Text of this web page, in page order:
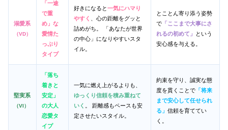
溺愛系
（VD）
「一途
で重
め」な
愛情た
っぷり
タイプ
好きになると一気にハマり
やすく 、心の距離をグッと
詰めがち。 「あなたが世界
の中心」になりやすいスタ
イル。
とことん寄り添う姿勢
で 「ここまで大事にさ
れるの初めて」
という
安心感を与える。
堅実系
（VI）
「落ち
着きと
安定」
の大人
恋愛タ
イプ
一気に燃え上がるよりも、
ゆっくり信頼を積み重ねて
いく 。 距離感もペースも安
定させたいスタイル。
約束を守り、誠実な態
度を貫くことで 「将来
まで安心して任せられ
る」 信頼を育ててい
く。